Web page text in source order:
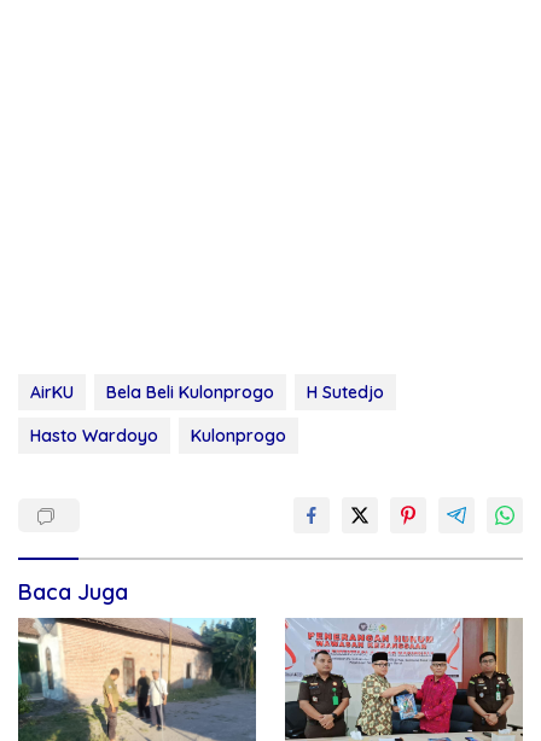
AirKU Bela Beli Kulonprogo
H Sutedjo
Hasto Wardoyo
Kulonprogo
Baca Juga